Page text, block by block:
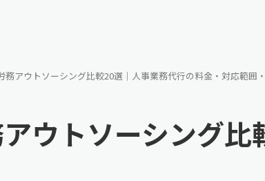
務アウトソーシング比較20選｜人事業務代行の料金・対応範囲
ウトソーシング